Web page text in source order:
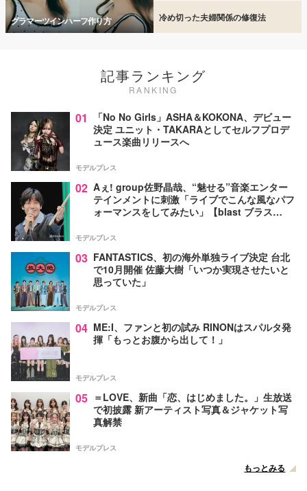
グラマーツインハーフ作り方 冷め切った夫婦関係の修復法
記事ランキング
RANKING
01
「No No Girls」ASHA＆KOKONA、デビュー
決定 ユニット・TAKARAとしてセルフプロデ
ュース楽曲リリースへ
モデルプレス
02 Aぇ! group佐野晶哉、“魅せる”音楽エンター
テインメントに刺激「ライブでこんな風なパフ
ォーマンスをしてみたい」【blast ブラス
モデルプレス
03 FANTASTICS、初の海外単独ライブ決定 台北
で10月開催 佐藤大樹「いつか実現させたいと
思っていた」
モデルプレス
04 ME:I、ファンと初の試み RINONはスパルタ発
揮「もっとお腹から出して！」
モデルプレス
05 ＝LOVE、新曲「恋、はじめました。」生放送
で初披露 新アーティスト写真＆ジャケット写
真解禁
モデルプレス
もっとみる